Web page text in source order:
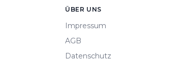
ÜBER UNS
Impressum
AGB
Datenschutz